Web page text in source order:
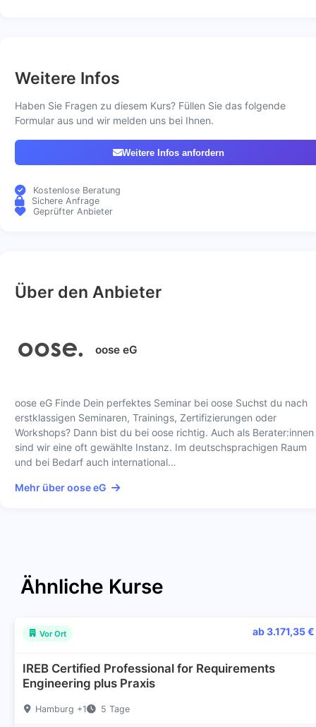
Weitere Infos
Haben Sie Fragen zu diesem Kurs? Füllen Sie das folgende
Formular aus und wir melden uns bei Ihnen.
Weitere Infos anfordern
Kostenlose Beratung
Sichere Anfrage
Geprüfter Anbieter
Über den Anbieter
oose eG
oose eG Finde Dein perfektes Seminar bei oose Suchst du nach
erstklassigen Seminaren, Trainings, Zertifizierungen oder
Workshops? Dann bist du bei oose richtig. Auch als Berater:innen
sind wir eine oft gewählte Instanz. Im deutschsprachigen Raum
und bei Bedarf auch international…
Mehr über oose eG
Ähnliche Kurse
Vor Ort ab 3.171,35 €
IREB Certified Professional for Requirements
Engineering plus Praxis
Hamburg +1 5 Tage